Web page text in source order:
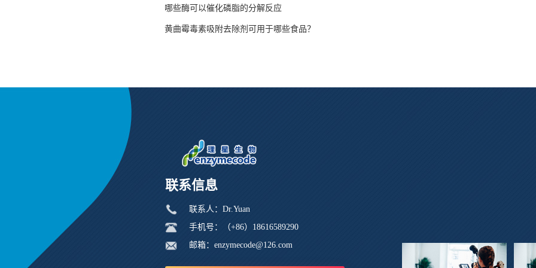
哪些酶可以催化磷脂的分解反应
黄曲霉毒素吸附去除剂可用于哪些食品？
联系信息
联系人：Dr.Yuan
手机号：（+86）18616589290
邮箱：enzymecode@126.com